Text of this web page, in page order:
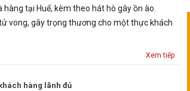
tại Huế, kèm theo hát hò gây ồn ào.
vong, gây trọng thương cho một thực khách
Xem tiếp
hàng lãnh đủ